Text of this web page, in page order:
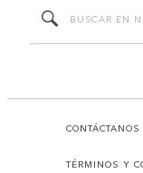
CONTÁCTANOS
TÉRMINOS Y